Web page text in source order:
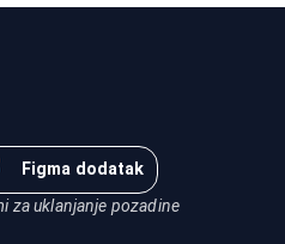
Figma dodatak
za uklanjanje pozadine